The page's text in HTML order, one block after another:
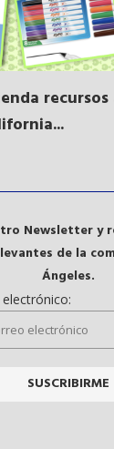
Newsletter y
de la
Ángeles.